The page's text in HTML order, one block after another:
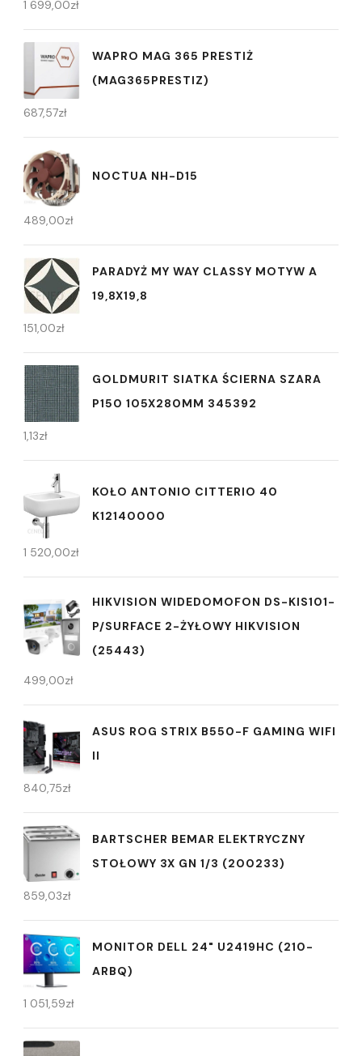
1 699,00zł
WAPRO MAG 365 PRESTIŻ
(MAG365PRESTIZ)
687,57zł
NOCTUA NH-D15
489,00zł
PARADYŻ MY WAY CLASSY MOTYW A
19,8X19,8
151,00zł
GOLDMURIT SIATKA ŚCIERNA SZARA
P150 105X280MM 345392
1,13zł
KOŁO ANTONIO CITTERIO 40
K12140000
1 520,00zł
HIKVISION WIDEDOMOFON DS-KIS101-
P/SURFACE 2-ŻYŁOWY HIKVISION
(25443)
499,00zł
ASUS ROG STRIX B550-F GAMING WIFI
II
840,75zł
BARTSCHER BEMAR ELEKTRYCZNY
STOŁOWY 3X GN 1/3 (200233)
859,03zł
MONITOR DELL 24" U2419HC (210-
ARBQ)
1 051,59zł